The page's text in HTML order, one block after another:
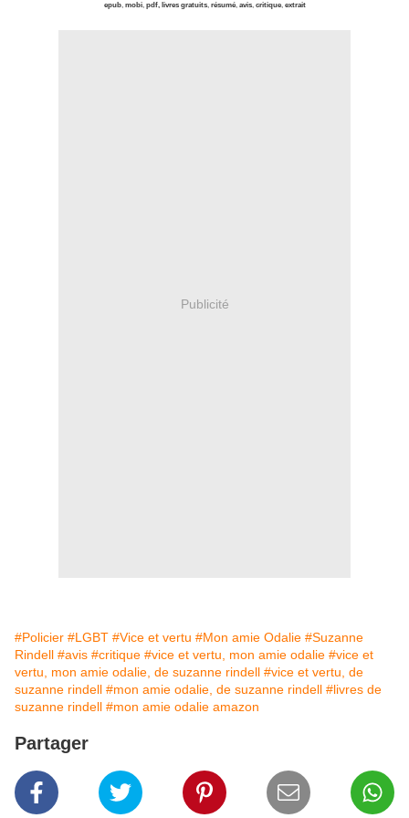
epub, mobi, pdf, livres gratuits, résumé,avis,critique, extrait
Publicité
#Policier #LGBT #Vice et vertu #Mon amie Odalie #Suzanne
Rindell #avis #critique #vice et vertu, mon amie odalie #vice et
vertu, mon amie odalie, de suzanne rindell #vice et vertu, de
suzanne rindell #mon amie odalie, de suzanne rindell #livres de
suzanne rindell #mon amie odalie amazon
Partager